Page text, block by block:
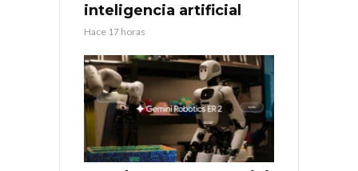
inteligencia artificial
Hace 17 horas